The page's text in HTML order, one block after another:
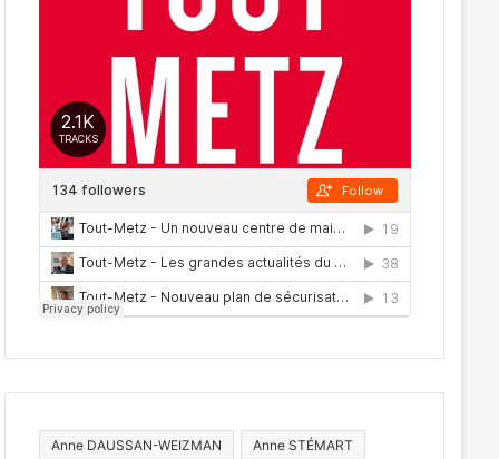
Anne DAUSSAN-WEIZMAN Anne STÉMART